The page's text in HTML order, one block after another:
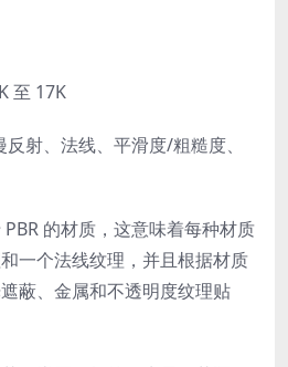
至 17K
反射、法线、平滑度/粗糙度、
的材质，这意味着每种材质
一个法线纹理，并且根据材质
蔽、金属和不透明度纹理贴